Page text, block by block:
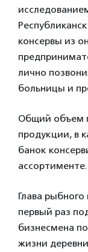
консервы из
лично
больницы и
Общий объем
продукции, в
банок
ассортименте.
Глава
первый раз
бизнесмена
жизни